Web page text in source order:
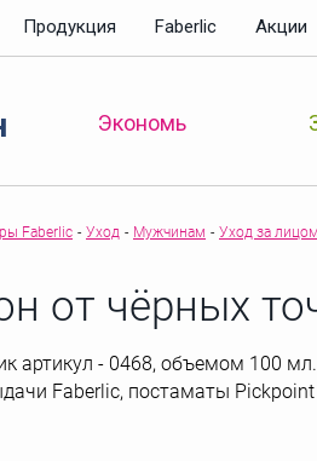
Продукция Faberlic Акции
Экономь
Faberlic - Уход - Мужчинам - Уход за лицом
от чёрных
артикул - 0468, объемом 100
Faberlic, постаматы